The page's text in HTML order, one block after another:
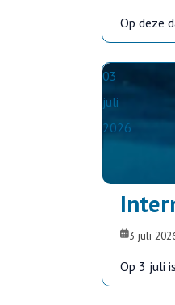
Op deze
03
juli
2026
3 juli
Op 3 juli